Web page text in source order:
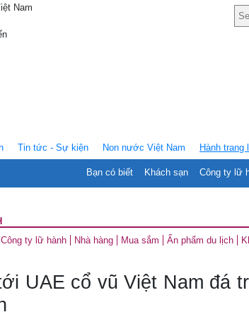
Tin tức - Sự kiện Non nước Việt Nam Hành trang
Bạn có biết Khách sạn Công ty lữ
Công ty lữ hành Nhà hàng Mua sắm Ấn phẩm du lịch
UAE cổ vũ Việt Nam đá